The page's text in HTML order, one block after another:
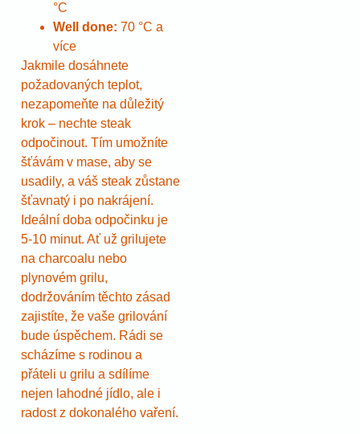
°C
Well done: 70 °C a
více
Jakmile dosáhnete
požadovaných teplot,
nezapomeňte na důležitý
krok – nechte steak
odpočinout. Tím umožníte
šťávám v mase, aby se
usadily, a váš steak zůstane
šťavnatý i po nakrájení.
Ideální doba odpočinku je
5-10 minut. Ať už grilujete
na charcoalu nebo
plynovém grilu,
dodržováním těchto zásad
zajistíte, že vaše grilování
bude úspěchem. Rádi se
scházíme s rodinou a
přáteli u grilu a sdílíme
nejen lahodné jídlo, ale i
radost z dokonalého vaření.